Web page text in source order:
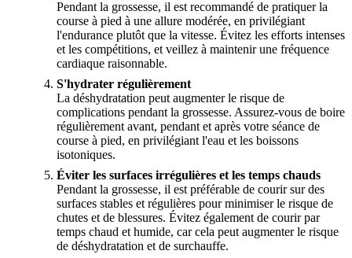
Pendant la grossesse, il est recommandé de pratiquer la
course à pied à une allure modérée, en privilégiant
l'endurance plutôt que la vitesse. Évitez les efforts intenses
et les compétitions, et veillez à maintenir une fréquence
cardiaque raisonnable.
S'hydrater régulièrement
La déshydratation peut augmenter le risque de
complications pendant la grossesse. Assurez-vous de boire
régulièrement avant, pendant et après votre séance de
course à pied, en privilégiant l'eau et les boissons
isotoniques.
Éviter les surfaces irrégulières et les temps chauds
Pendant la grossesse, il est préférable de courir sur des
surfaces stables et régulières pour minimiser le risque de
chutes et de blessures. Évitez également de courir par
temps chaud et humide, car cela peut augmenter le risque
de déshydratation et de surchauffe.